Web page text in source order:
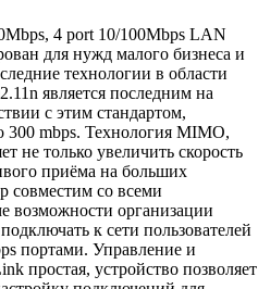
4 port 10/100Mbps LAN
для нужд малого бизнеса и
технологии в области
является последним на
с этим стандартом,
300 mbps. Технология MIMO,
не только увеличить скорость
приёма на больших
совместим со всеми
возможности организации
к сети пользователей
портами. Управление и
простая, устройство позволяет